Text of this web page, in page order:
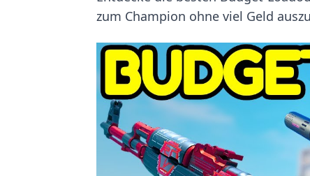
zum Champion ohne viel Geld